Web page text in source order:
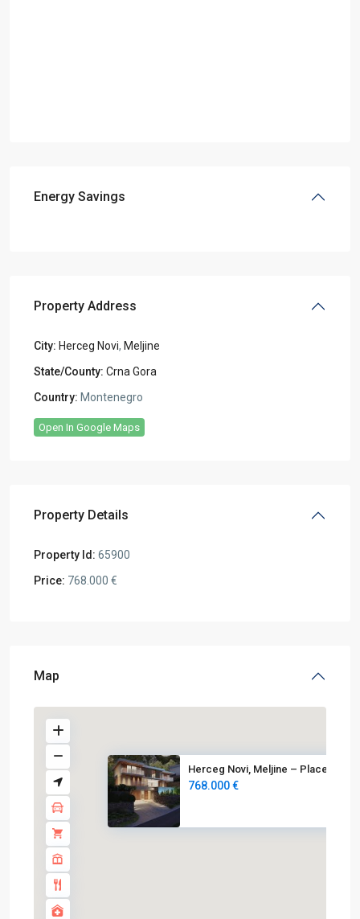
Energy Savings
Property Address
City: Herceg Novi, Meljine
State/County: Crna Gora
Country: Montenegro
Open In Google Maps
Property Details
Property Id: 65900
Price: 768.000 €
Map
Herceg Novi, Meljine – Placevi...
768.000 €